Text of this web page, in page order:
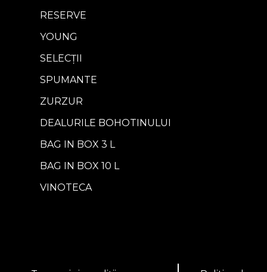
RESERVE
YOUNG
SELECȚII
SPUMANTE
ZURZUR
DEALURILE BOHOTINULUI
BAG IN BOX 3 L
BAG IN BOX 10 L
VINOTECA